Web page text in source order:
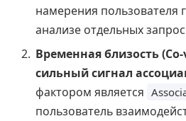
намерения пользователя
анализе отдельных
Временная близость
сильный сигнал
фактором является
пользователь